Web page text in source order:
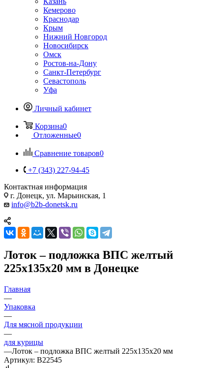
Кемерово
Краснодар
Крым
Нижний Новгород
Новосибирск
Омск
Ростов-на-Дону
Санкт-Петербург
Севастополь
Уфа
Личный кабинет
Корзина0
Отложенные0
Сравнение товаров0
+7 (343) 227-94-45
Контактная информация
г. Донецк, ул. Марьинская, 1
info@b2b-donetsk.ru
Лоток – подложка ВПС желтый
225х135х20 мм в Донецке
Главная
—
Упаковка
—
Для мясной продукции
—
для курицы
—Лоток – подложка ВПС желтый 225х135х20 мм
Артикул: B22545